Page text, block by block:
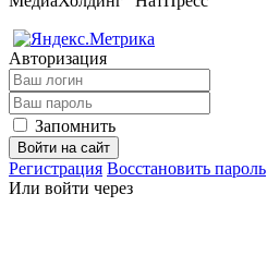
Авторизация
Запомнить
Войти на сайт
Регистрация Восстановить пароль
Или войти через